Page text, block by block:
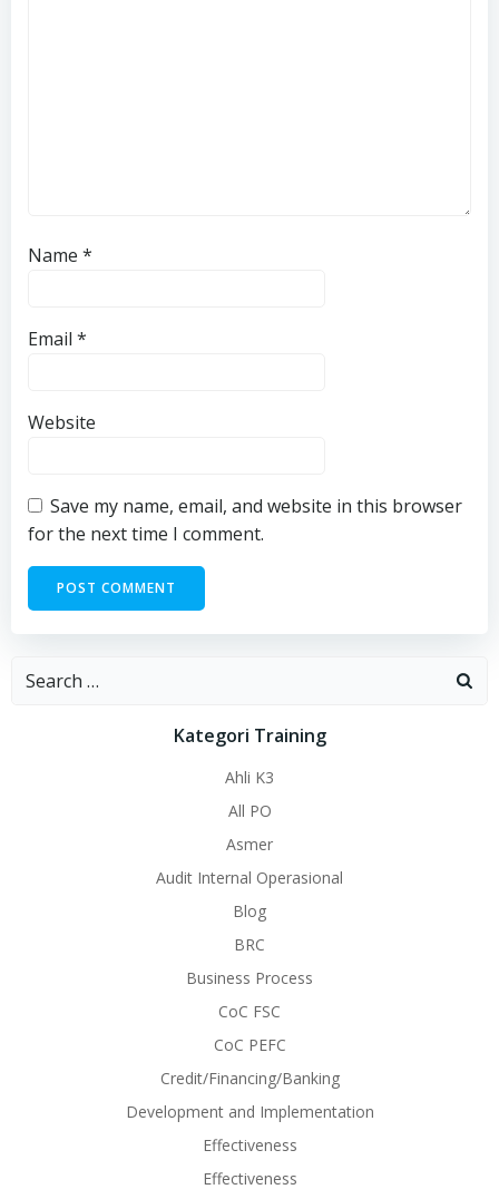
Name *
Email *
Website
Save my name, email, and website in this browser
for the next time I comment.
Search
Kategori Training
Ahli K3
All PO
Asmer
Audit Internal Operasional
Blog
BRC
Business Process
CoC FSC
CoC PEFC
Credit/Financing/Banking
Development and Implementation
Effectiveness
Effectiveness